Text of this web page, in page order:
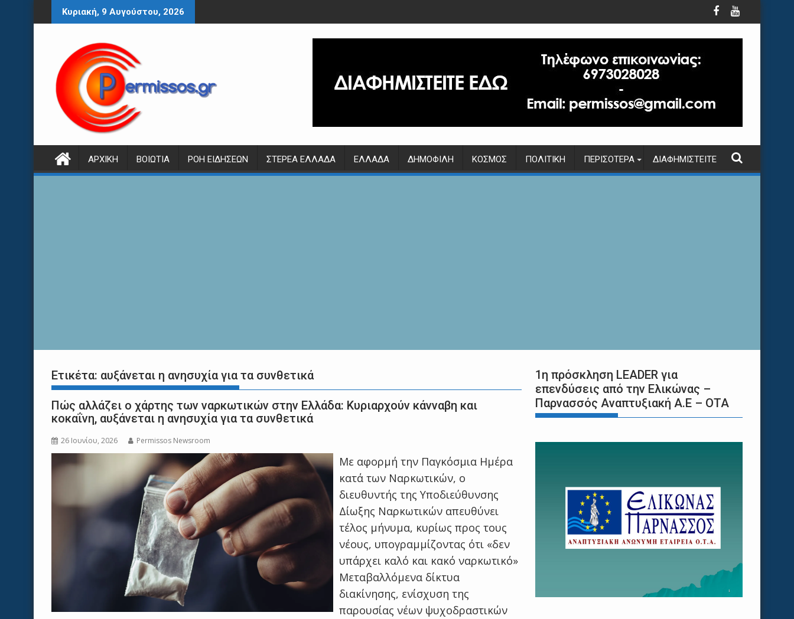
Περάστε
στο
Κυριακή, 9 Αυγούστου, 2026
ΑΡΧΙΚΉ ΒΟΙΩΤΊΑ ΡΟΉ ΕΙΔΉΣΕΩΝ ΣΤΕΡΕΆ ΕΛΛΆΔΑ ΕΛΛΆΔΑ ΔΗΜΟΦΙΛΉ ΚΌΣΜΟΣ ΠΟΛΙΤΙΚΉ ΠΕΡΙΣΌΤΕΡΑ ΔΙΑΦΗΜΙΣΤΕΊΤΕ
Ετικέτα: αυξάνεται η ανησυχία για τα συνθετικά
Πώς αλλάζει ο χάρτης των ναρκωτικών στην Ελλάδα: Κυριαρχούν κάνναβη και
κοκαΐνη, αυξάνεται η ανησυχία για τα συνθετικά
26 Ιουνίου, 2026 Permissos Newsroom
Με αφορμή την Παγκόσμια Ημέρα
κατά των Ναρκωτικών, ο
διευθυντής της Υποδιεύθυνσης
Δίωξης Ναρκωτικών απευθύνει
τέλος μήνυμα, κυρίως προς τους
νέους, υπογραμμίζοντας ότι «δεν
υπάρχει καλό και κακό ναρκωτικό»
Μεταβαλλόμενα δίκτυα
διακίνησης, ενίσχυση της
παρουσίας νέων ψυχοδραστικών
1η πρόσκληση LEADER για
επενδύσεις από την Ελικώνας –
Παρνασσός Αναπτυξιακή Α.Ε – ΟΤΑ